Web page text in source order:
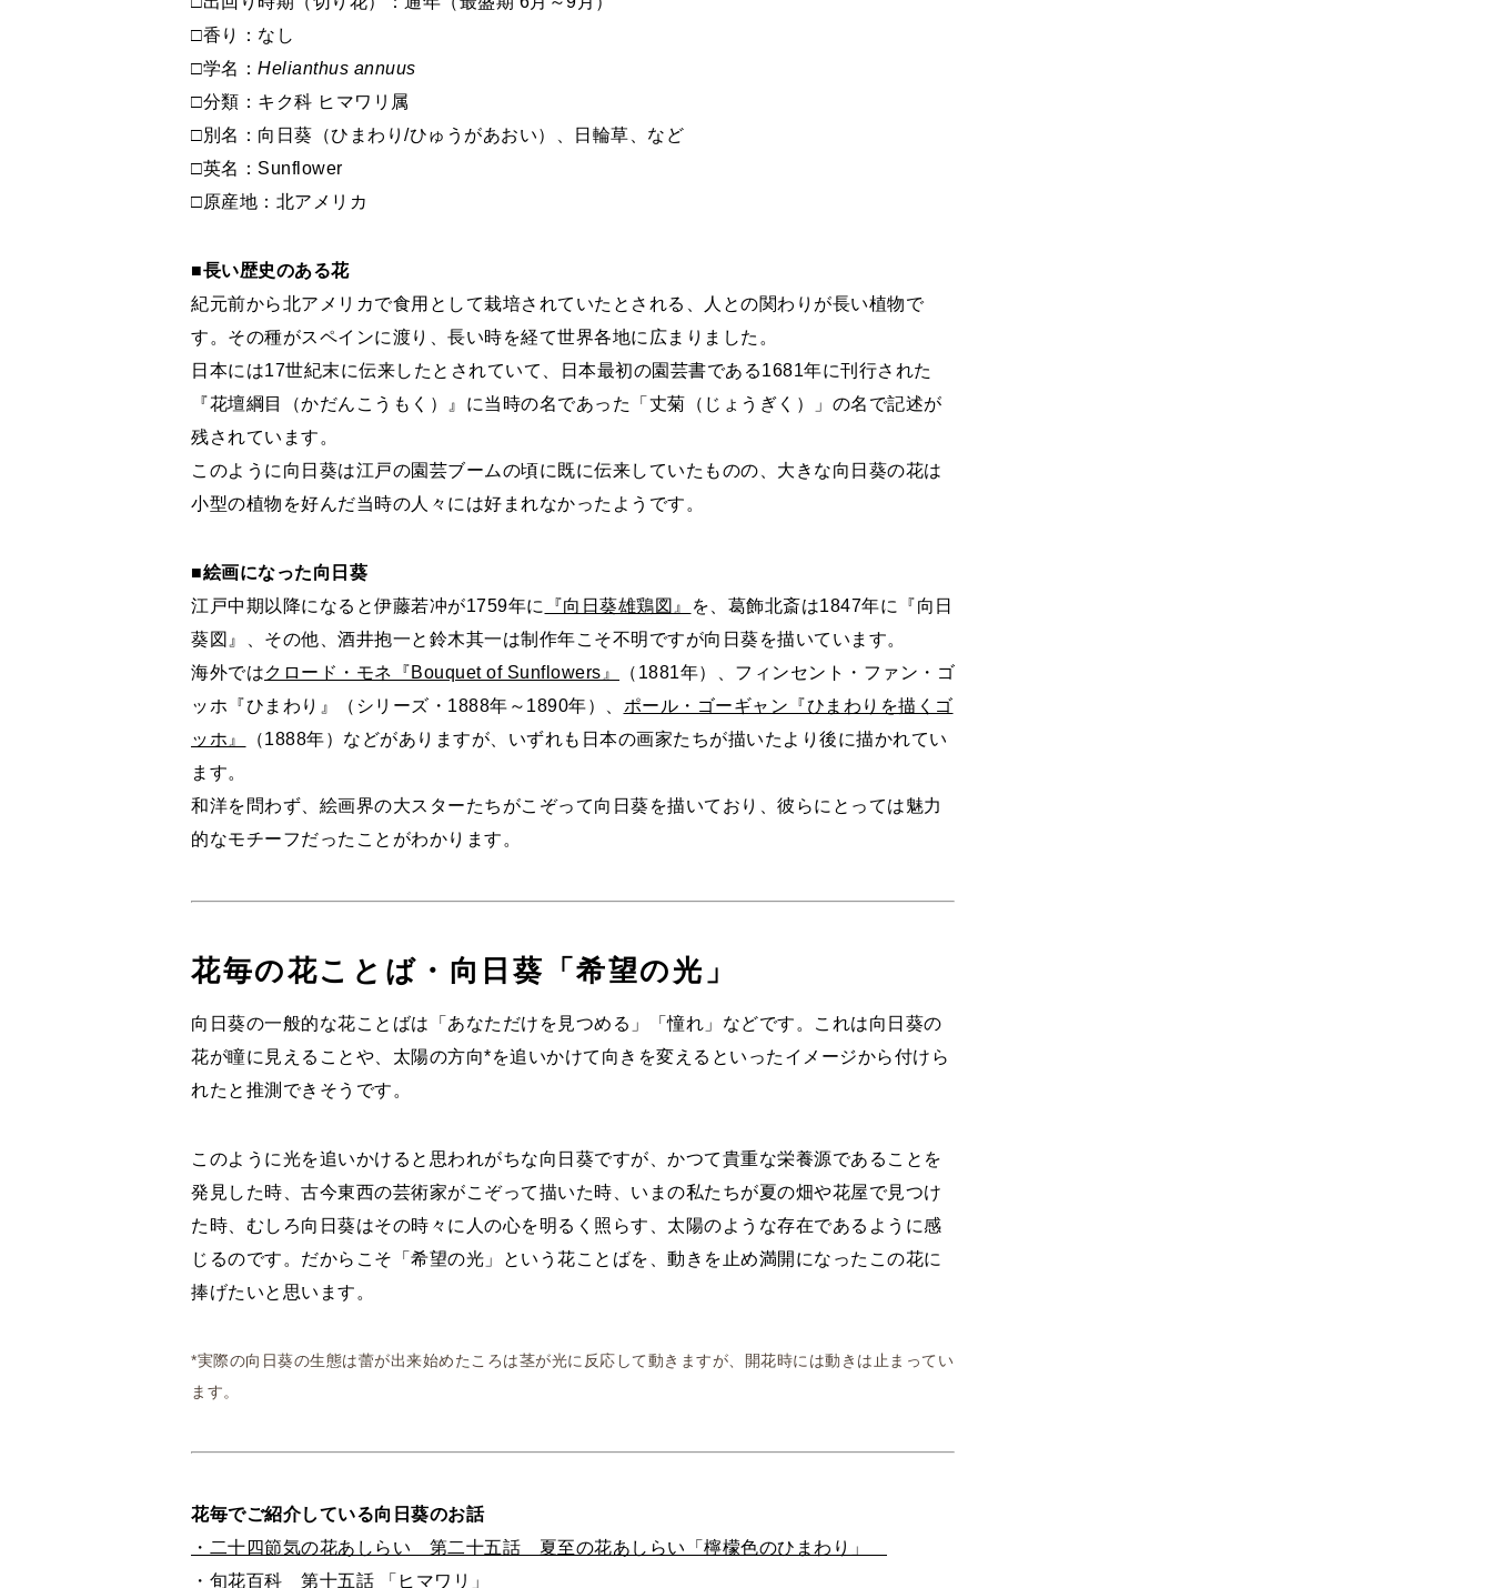
□香り：なし
□学名： Helianthus annuus
□分類：キク科 ヒマワリ属
□別名：向日葵（ひまわり/ひゅうがあおい）、日輪草、など
□英名：Sunflower
□原産地：北アメリカ
■長い歴史のある花
紀元前から北アメリカで食用として栽培されていたとされる、人との関わりが長い植物で
す。その種がスペインに渡り、長い時を経て世界各地に広まりました。
日本には17世紀末に伝来したとされていて、日本最初の園芸書である1681年に刊行された
『花壇綱目（かだんこうもく）』に当時の名であった「丈菊（じょうぎく）」の名で記述が
残されています。
このように向日葵は江戸の園芸ブームの頃に既に伝来していたものの、大きな向日葵の花は
小型の植物を好んだ当時の人々には好まれなかったようです。
■絵画になった向日葵
江戸中期以降になると伊藤若冲が1759年に
『向日葵雄鶏図』
を、葛飾北斎は1847年に『向日
葵図』、その他、酒井抱一と鈴木其一は制作年こそ不明ですが向日葵を描いています。
海外ではクロード・モネ『Bouquet of Sunflowers』
（1881年）、フィンセント・ファン・ゴ
ッホ『ひまわり』（シリーズ・1888年～1890年）、 ポール・ゴーギャン『ひまわりを描くゴ
ッホ』
（1888年）などがありますが、いずれも日本の画家たちが描いたより後に描かれてい
ます。
和洋を問わず、絵画界の大スターたちがこぞって向日葵を描いており、彼らにとっては魅力
的なモチーフだったことがわかります。
花毎の花ことば・向日葵「希望の光」
向日葵の一般的な花ことばは「あなただけを見つめる」「憧れ」などです。これは向日葵の
花が瞳に見えることや、太陽の方向*を追いかけて向きを変えるといったイメージから付けら
れたと推測できそうです。
このように光を追いかけると思われがちな向日葵ですが、かつて貴重な栄養源であることを
発見した時、古今東西の芸術家がこぞって描いた時、いまの私たちが夏の畑や花屋で見つけ
た時、むしろ向日葵はその時々に人の心を明るく照らす、太陽のような存在であるように感
じるのです。だからこそ「希望の光」という花ことばを、動きを止め満開になったこの花に
捧げたいと思います。
*実際の向日葵の生態は蕾が出来始めたころは茎が光に反応して動きますが、開花時には動きは止まってい
ます。
花毎でご紹介している向日葵のお話
・二十四節気の花あしらい 第二十五話 夏至の花あしらい「檸檬色のひまわり」
・旬花百科 第十五話 「ヒマワリ」